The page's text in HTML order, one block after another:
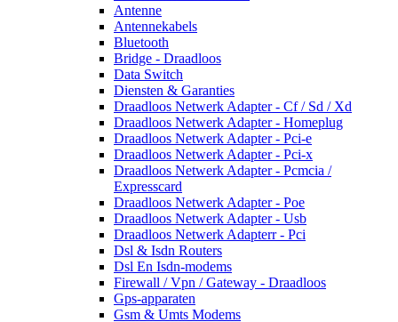
Antenne
Antennekabels
Bluetooth
Bridge - Draadloos
Data Switch
Diensten & Garanties
Draadloos Netwerk Adapter - Cf / Sd / Xd
Draadloos Netwerk Adapter - Homeplug
Draadloos Netwerk Adapter - Pci-e
Draadloos Netwerk Adapter - Pci-x
Draadloos Netwerk Adapter - Pcmcia /
Expresscard
Draadloos Netwerk Adapter - Poe
Draadloos Netwerk Adapter - Usb
Draadloos Netwerk Adapterr - Pci
Dsl & Isdn Routers
Dsl En Isdn-modems
Firewall / Vpn / Gateway - Draadloos
Gps-apparaten
Gsm & Umts Modems